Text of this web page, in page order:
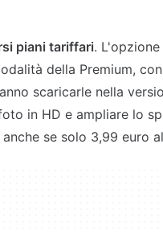
piani tariffari.
della Premium,
scaricarle nella
in HD e ampliare lo
se solo 3,99 euro